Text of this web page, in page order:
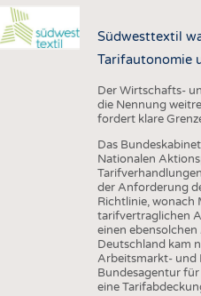
Südwesttextil
Tarifautonomie
Der Wirtschafts-
die Nennung
fordert klare
Das
Nationalen
der Anforderung
Richtlinie, wonach
tarifvertraglichen
einen
Deutschland kam
Arbeitsmarkt- und
Bundesagentur
eine